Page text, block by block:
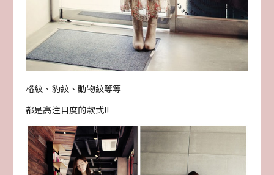
格紋、豹紋、動物紋等等
都是高注目度的款式!!